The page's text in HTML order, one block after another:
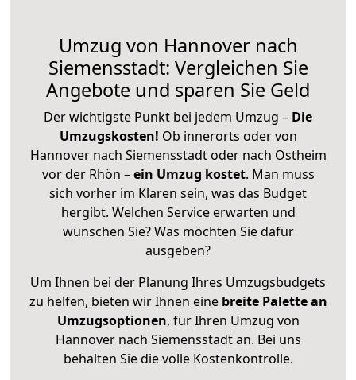
Umzug von Hannover nach
Siemensstadt: Vergleichen Sie
Angebote und sparen Sie Geld
Der wichtigste Punkt bei jedem Umzug – Die
Umzugskosten! Ob innerorts oder von
Hannover nach Siemensstadt oder nach Ostheim
vor der Rhön –ein Umzug kostet. Man muss
sich vorher im Klaren sein, was das Budget
hergibt. Welchen Service erwarten und
wünschen Sie? Was möchten Sie dafür
ausgeben?
Um Ihnen bei der Planung Ihres Umzugsbudgets
zu helfen, bieten wir Ihnen eine breite Palette an
Umzugsoptionen, für Ihren Umzug von
Hannover nach Siemensstadt an. Bei uns
behalten Sie die volle Kostenkontrolle.